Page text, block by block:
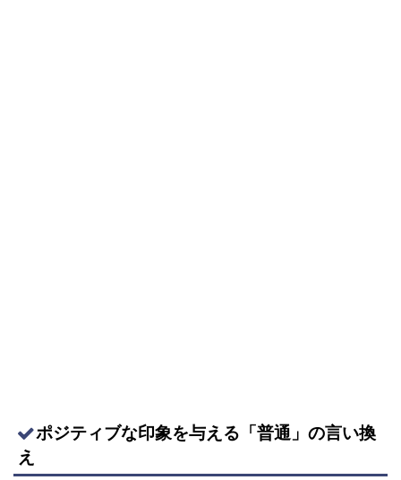
ポジティブな印象を与える「普通」の言い換
え